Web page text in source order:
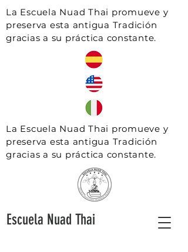
La Escuela Nuad Thai promueve y
preserva esta antigua Tradición
gracias a su práctica constante.
La Escuela Nuad Thai promueve y
preserva esta antigua Tradición
gracias a su práctica constante.
Escuela Nuad Thai